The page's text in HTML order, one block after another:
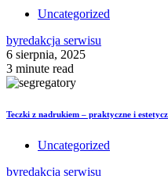
Uncategorized
byredakcja serwisu
6 sierpnia, 2025
3 minute read
Teczki z nadrukiem – praktyczne i
Uncategorized
byredakcja serwisu